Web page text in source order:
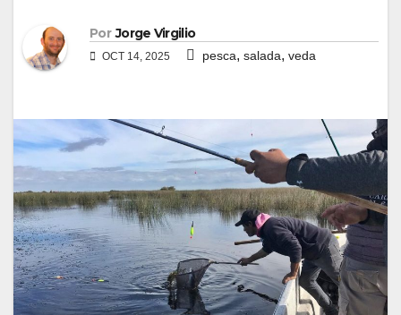
Por Jorge Virgilio
OCT 14, 2025 pesca, salada, veda